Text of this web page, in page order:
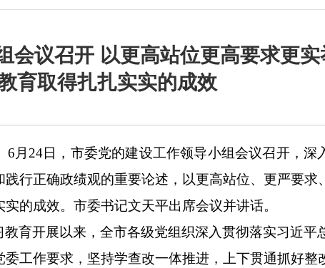
会议召开 以更高站位更高要求更实
育取得扎扎实实的成效
6月24日，市委党的建设工作领导小组会议召开，深
行正确政绩观的重要论述，以更高站位、更严要求
的成效。市委书记文天平出席会议并讲话。
育开展以来，全市各级党组织深入贯彻落实习近平
工作要求，坚持学查改一体推进，上下贯通抓好整